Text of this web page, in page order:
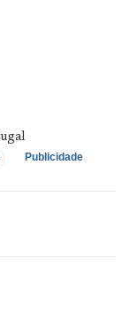
Publicidade